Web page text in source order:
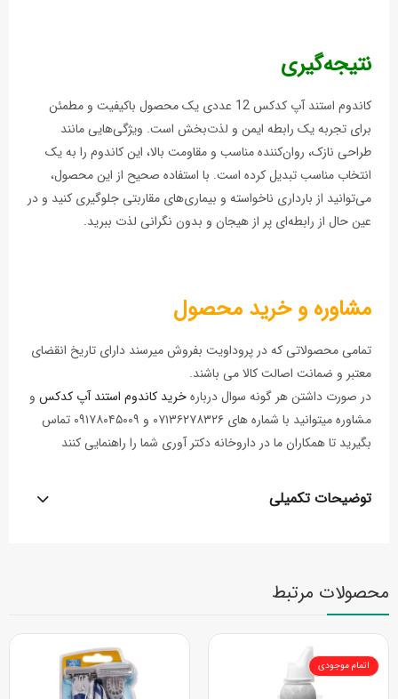
نتیجه‌گیری
کاندوم استند آپ کدکس 12 عددی یک محصول باکیفیت و مطمئن
برای تجربه یک رابطه ایمن و لذت‌بخش است. ویژگی‌هایی مانند
طراحی نازک، روان‌کننده مناسب و مقاومت بالا، این کاندوم را به یک
انتخاب مناسب تبدیل کرده است. با استفاده صحیح از این محصول،
می‌توانید از بارداری ناخواسته و بیماری‌های مقاربتی جلوگیری کنید و در
عین حال از رابطه‌ای پر از هیجان و بدون نگرانی لذت ببرید.
مشاوره و خرید محصول
تمامی محصولاتی که در پروداویت بفروش میرسند دارای تاریخ انقضای
معتبر و ضمانت اصالت کالا می باشند.
در صورت داشتن هر گونه سوال دربارهخرید کاندوم استند آپ کدکس و
مشاوره میتوانید با شماره های ۰۷۱۳۶۲۷۸۳۲۶ و ۰۹۱۷۸۰۴۵۰۰۹ تماس
بگیرید تا همکاران ما در داروخانه دکتر آوری شما را راهنمایی کنند
توضیحات تکمیلی
محصولات مرتبط